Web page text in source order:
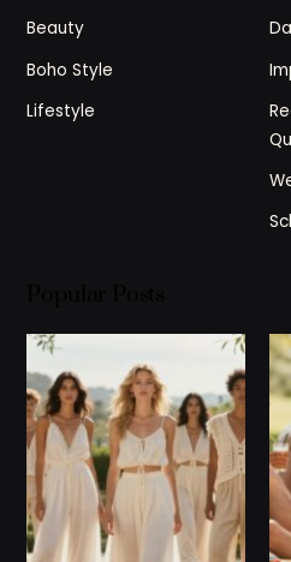
Beauty
Boho Style
Lifestyle